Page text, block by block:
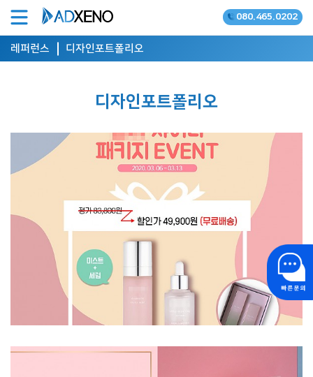
온라인광고 공식대행사 080.465.0202
레퍼런스 디자인포트폴리오
디자인포트폴리오